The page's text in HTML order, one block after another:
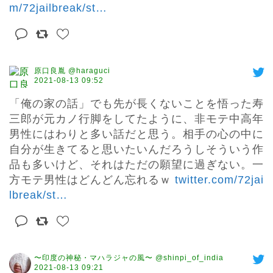
m/72jailbreak/st…
原口良胤 @haraguci
2021-08-13 09:52
「俺の家の話」でも先が長くないことを悟った寿
三郎が元カノ行脚をしてたように、非モテ中高年
男性にはわりと多い話だと思う。相手の心の中に
自分が生きてると思いたいんだろうしそういう作
品も多いけど、それはただの願望に過ぎない。一
方モテ男性はどんどん忘れるｗ twitter.com/72jai
lbreak/st…
〜印度の神秘・マハラジャの風〜 @shinpi_of_india
2021-08-13 09:21